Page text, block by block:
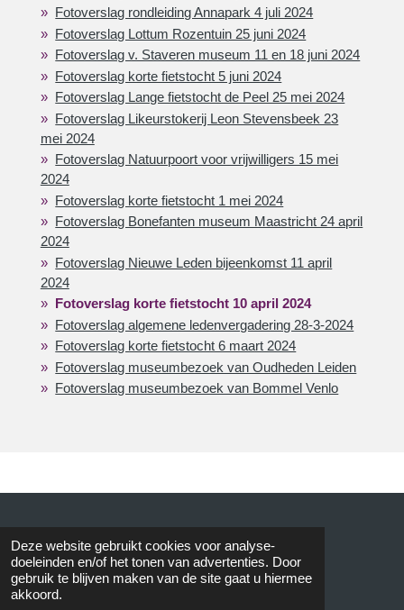
Deze website gebruikt cookies voor analyse-
doeleinden en/of het tonen van advertenties. Door
gebruik te blijven maken van de site gaat u hiermee
akkoord.
Fotoverslag rondleiding Annapark 4 juli 2024
Fotoverslag Lottum Rozentuin 25 juni 2024
Fotoverslag v. Staveren museum 11 en 18 juni 2024
Fotoverslag korte fietstocht 5 juni 2024
Fotoverslag Lange fietstocht de Peel 25 mei 2024
Fotoverslag Likeurstokerij Leon Stevensbeek 23
mei 2024
Fotoverslag Natuurpoort voor vrijwilligers 15 mei
2024
Fotoverslag korte fietstocht 1 mei 2024
Fotoverslag Bonefanten museum Maastricht 24 april
2024
Fotoverslag Nieuwe Leden bijeenkomst 11 april
2024
Fotoverslag korte fietstocht 10 april 2024
Fotoverslag algemene ledenvergadering 28-3-2024
Fotoverslag korte fietstocht 6 maart 2024
Fotoverslag museumbezoek van Oudheden Leiden
Fotoverslag museumbezoek van Bommel Venlo
© 2015 AVOS